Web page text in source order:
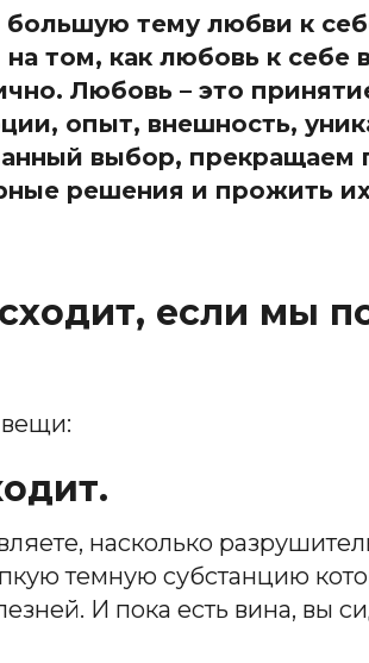
тему любви к
на том, как любовь к
Любовь – это
опыт, внешность,
выбор, прекращаем
решения и прожить
если мы
насколько
темную субстанцию
И пока есть вина, вы